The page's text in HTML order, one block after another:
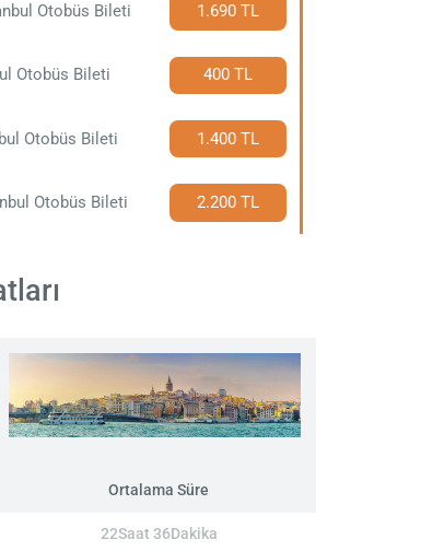
Otobüs Bileti 1.690 TL
Otobüs Bileti 400 TL
Otobüs Bileti 1.400 TL
Otobüs Bileti 2.200 TL
Ortalama Süre
22Saat 36Dakika